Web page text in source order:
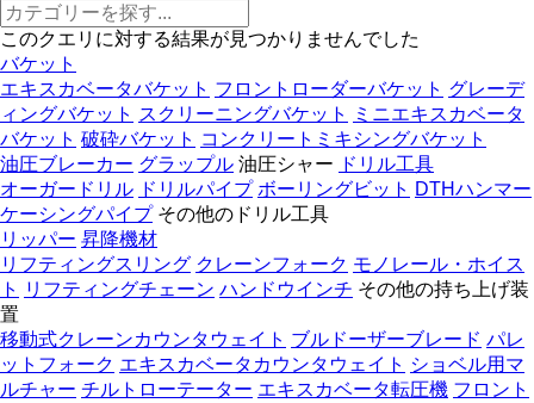
このクエリに対する結果が見つかりませんでした
バケット
エキスカベータバケット フロントローダーバケット グレーデ
ィングバケット スクリーニングバケット
ミニエキスカベータ
バケット 破砕バケット コンクリートミキシングバケット
油圧ブレーカー グラップル 油圧シャー ドリル工具
オーガードリル ドリルパイプ ボーリングビット DTHハンマー
ケーシングパイプ その他のドリル工具
リッパー 昇降機材
リフティングスリング クレーンフォーク モノレール・ホイス
ト
リフティングチェーン ハンドウインチ その他の持ち上げ装
置
移動式クレーンカウンタウェイト ブルドーザーブレード パレ
ットフォーク エキスカベータカウンタウェイト ショベル用マ
ルチャー チルトローテーター エキスカベータ転圧機 フロント